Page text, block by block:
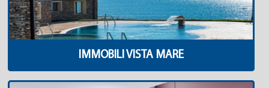
IMMOBILI VISTA MARE